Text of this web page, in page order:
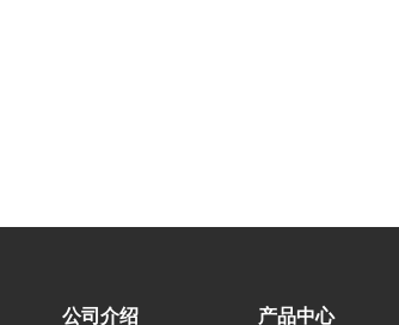
公司介绍 产品中心